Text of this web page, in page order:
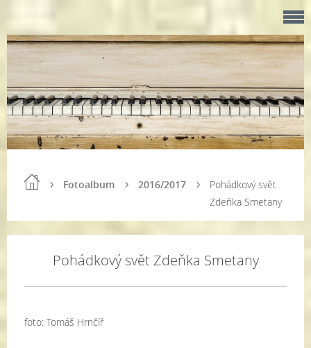
Fotoalbum 2016/2017
Pohádkový svět
Zdeňka Smetany
Pohádkový svět Zdeňka Smetany
foto: Tomáš Hrnčíř